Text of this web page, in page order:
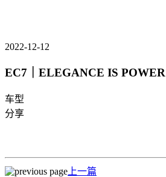
2022-12-12
EC7｜ELEGANCE IS POWER
车型
分享
上一篇